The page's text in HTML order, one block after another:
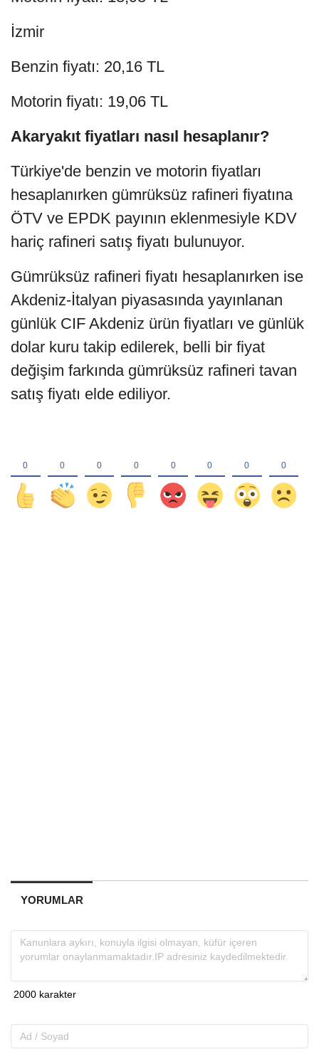
İzmir
Benzin fiyatı: 20,16 TL
Motorin fiyatı: 19,06 TL
Akaryakıt fiyatları nasıl hesaplanır?
Türkiye'de benzin ve motorin fiyatları
hesaplanırken gümrüksüz rafineri fiyatına
ÖTV ve EPDK payının eklenmesiyle KDV
hariç rafineri satış fiyatı bulunuyor.
Gümrüksüz rafineri fiyatı hesaplanırken ise
Akdeniz-İtalyan piyasasında yayınlanan
günlük CIF Akdeniz ürün fiyatları ve günlük
dolar kuru takip edilerek, belli bir fiyat
değişim farkında gümrüksüz rafineri tavan
satış fiyatı elde ediliyor.
YORUMLAR